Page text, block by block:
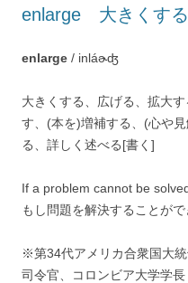
enlarge 大きくす
enlarge / inláɚʤ
大きくする、広げる、拡大
す、(本を)増補する、(心や
る、詳しく述べる[書く]
If a problem cannot be
もし問題を解決することが
※第34代アメリカ合衆国大
司令官、コロンビア大学学